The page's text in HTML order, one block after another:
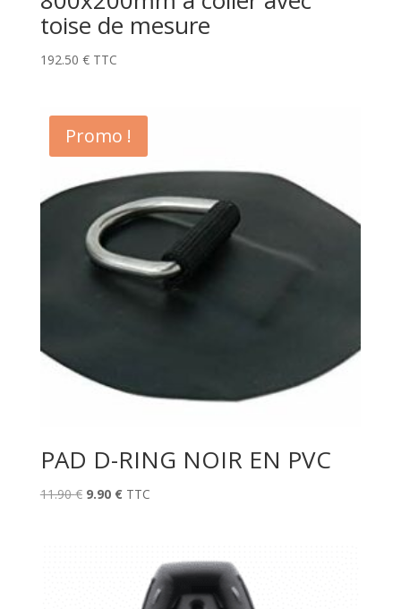
toise de mesure
192.50 € TTC
Promo !
PAD D-RING NOIR EN PVC
11.90€ Le
9.90 €Le
9.90 €.
TTC